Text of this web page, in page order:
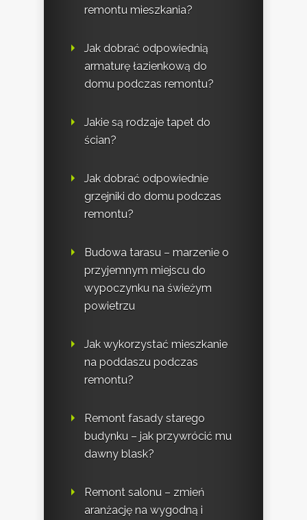
remontu mieszkania?
Jak dobrać odpowiednią
armaturę łazienkową do
domu podczas remontu?
Jakie są rodzaje tapet do
ścian?
Jak dobrać odpowiednie
grzejniki do domu podczas
remontu?
Budowa tarasu – marzenie o
przyjemnym miejscu do
wypoczynku na świeżym
powietrzu
Jak wykorzystać mieszkanie
na poddaszu podczas
remontu?
Remont fasady starego
budynku – jak przywrócić mu
dawny blask?
Remont salonu – zmień
aranżację na wygodną i